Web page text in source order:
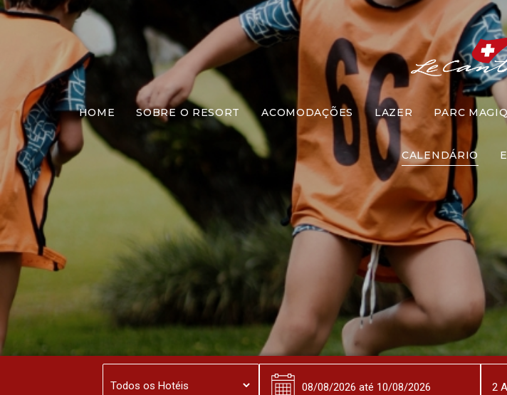
HOME SOBRE O RESORT ACOMODAÇÕES LAZER PARC
CALENDÁRIO
Super
2